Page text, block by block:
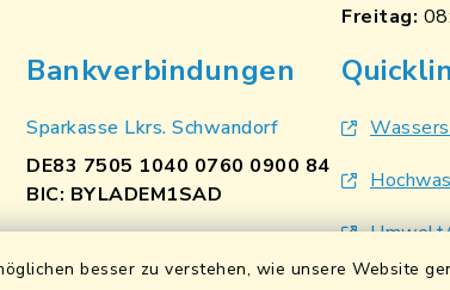
besser zu verstehen, wie unsere Website
Freitag:
Bankverbindungen
Sparkasse Lkrs. Schwandorf
DE83 7505 1040 0760 0900 84
BIC: BYLADEM1SAD